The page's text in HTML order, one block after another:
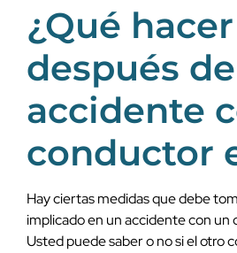
¿Qué hacer
después
accidente
conductor
Hay ciertas medidas que debe
implicado en un accidente con un
Usted puede saber o no si el otro